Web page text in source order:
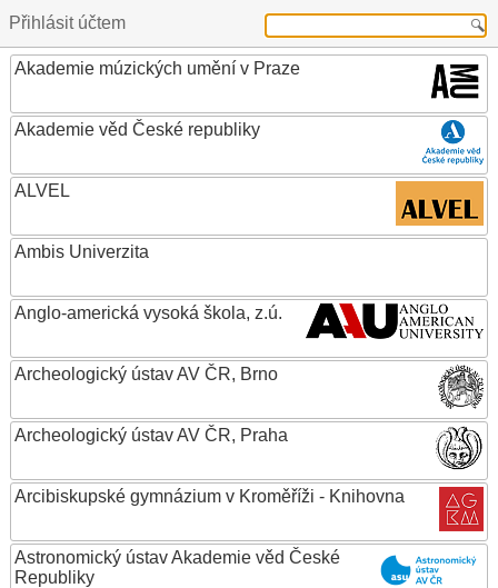
Přihlásit účtem
Akademie múzických umění v Praze
Akademie věd České republiky
ALVEL
Ambis Univerzita
Anglo-americká vysoká škola, z.ú.
Archeologický ústav AV ČR, Brno
Archeologický ústav AV ČR, Praha
Arcibiskupské gymnázium v Kroměříži - Knihovna
Astronomický ústav Akademie věd České
Republiky